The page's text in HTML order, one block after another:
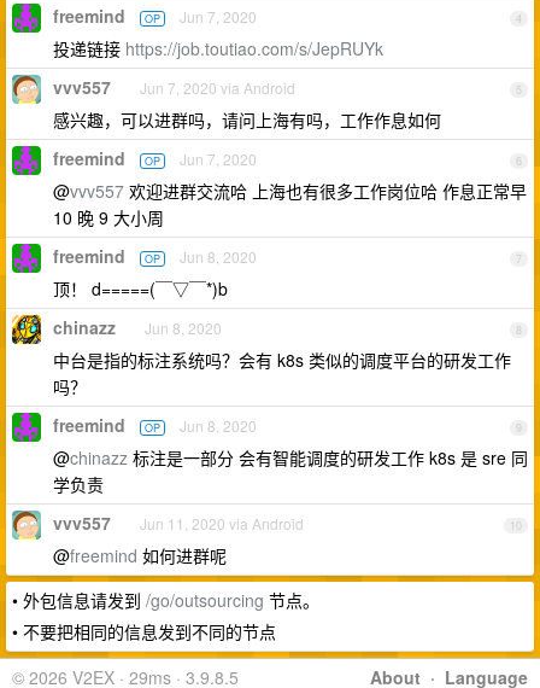
4
freemind OP Jun 7, 2020
投递链接 https://job.toutiao.com/s/JepRUYk
5
vvv557 Jun 7, 2020 via Android
感兴趣，可以进群吗，请问上海有吗，工作作息如何
6
freemind OP Jun 7, 2020
@vvv557 欢迎进群交流哈 上海也有很多工作岗位哈 作息正常早
10 晚 9 大小周
7
freemind OP Jun 8, 2020
顶！ d=====(￣▽￣*)b
8
chinazz Jun 8, 2020
中台是指的标注系统吗？会有 k8s 类似的调度平台的研发工作
吗？
9
freemind OP Jun 8, 2020
@chinazz 标注是一部分 会有智能调度的研发工作 k8s 是 sre 同
学负责
10
vvv557 Jun 11, 2020 via Android
@freemind 如何进群呢
• 外包信息请发到 /go/outsourcing 节点。
• 不要把相同的信息发到不同的节点
About · Language
© 2026 V2EX · 29ms · 3.9.8.5